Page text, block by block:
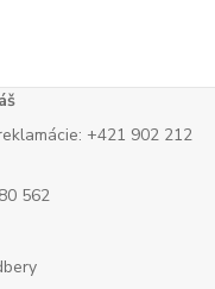
+421 902 212
562